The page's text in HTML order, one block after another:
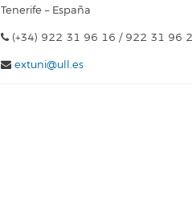
Tenerife – España
(+34) 922 31 96 16 / 922 31 96
extuni@ull.es